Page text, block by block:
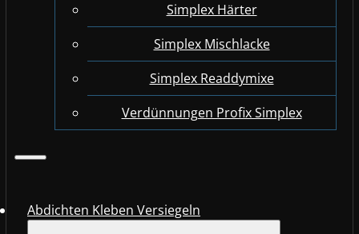
Simplex Härter
Simplex Mischlacke
Simplex Readdymixe
Verdünnungen Profix Simplex
Abdichten Kleben Versiegeln